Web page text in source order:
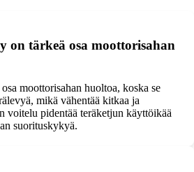
on tärkeä osa moottorisahan
moottorisahan huoltoa, koska se
mikä vähentää kitkaa ja
voitelu pidentää teräketjun käyttöikää
suorituskykyä.